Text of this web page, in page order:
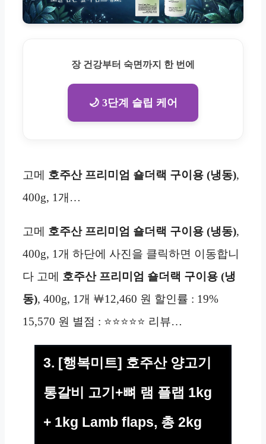
장 건강부터 숙면까지 한 번에
🌙 3단계 슬립 케어
고메 호주산 프리미엄 숄더랙 구이용 (냉동),
400g, 1개…
고메 호주산 프리미엄 숄더랙 구이용 (냉동),
400g, 1개 하단에 사진을 클릭하면 이동합니
다 고메 호주산 프리미엄 숄더랙 구이용 (냉
동), 400g, 1개 ￦12,460 원 할인률 : 19%
15,570 원 별점 : ⭐⭐⭐⭐⭐ 리뷰…
3. [행복미트] 호주산 양고기
통갈비 고기+뼈 램 플랩 1kg
+ 1kg Lamb flaps, 총 2kg